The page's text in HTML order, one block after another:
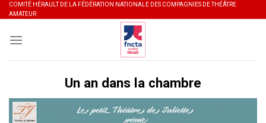
Skip
to
content
COMITÉ HÉRAULT DE LA FÉDÉRATION NATIONALE DES COMPAGNIES DE THÉÂTRE
AMATEUR
Un an dans la chambre